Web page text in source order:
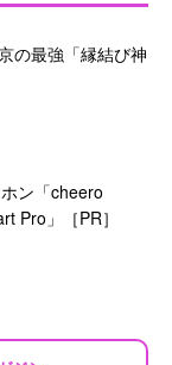
の最強「縁結び神
ン「cheero
Pro」［PR］